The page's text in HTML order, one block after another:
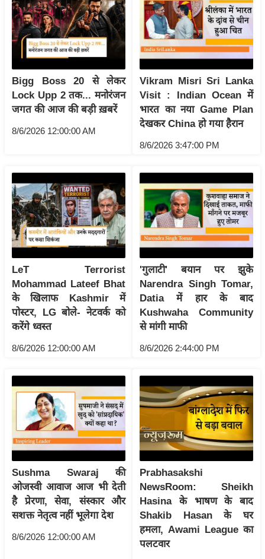
L
2
0
6
क्रा
इ
पे
प
र
मि
सा
ल
बे
मि
सा
ल
श
य
त
ग
इं
या
सा
हि
त्य
ज
Bigg Boss 20 से लेकर
Lock Upp 2 तक... मनोरंजन
जगत की आज की बड़ी ख़बरें
8/6/2026 12:00:00 AM
Vikram Misri Sri Lanka
Visit : Indian Ocean में
भारत का नया Game Plan
देखकर China हो गया हैरान
8/6/2026 3:47:00 PM
LeT Terrorist
Mohammad Lateef Bhat
के खिलाफ Kashmir में
पोस्टर, LG बोले- नेटवर्क को
करेंगे ध्वस्त
8/6/2026 12:00:00 AM
'गुलाटी' बयान पर झुके
Narendra Singh Tomar,
Datia में हार के बाद
Kushwaha Community
से मांगी माफी
8/6/2026 2:44:00 PM
Sushma Swaraj की
ओजस्वी आवाज आज भी देती
है प्रेरणा, सेवा, संस्कार और
सशक्त नेतृत्व नहीं भूलेगा देश
8/6/2026 12:00:00 AM
Prabhasakshi
NewsRoom: Sheikh
Hasina के भाषण के बाद
Shakib Hasan के घर
हमला, Awami League का
पलटवार